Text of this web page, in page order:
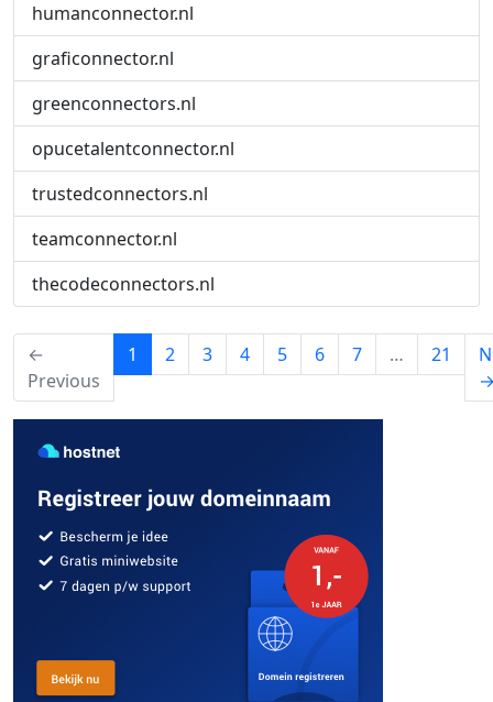
humanconnector.nl
graficonnector.nl
greenconnectors.nl
opucetalentconnector.nl
trustedconnectors.nl
teamconnector.nl
thecodeconnectors.nl
←
Previous
1 (current)
2 3 4 5 6 7 … 21